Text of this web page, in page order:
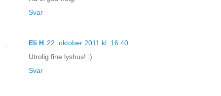
Svar
Eli H 22. oktober 2011 kl. 16:40
Utrolig fine lyshus! :)
Svar